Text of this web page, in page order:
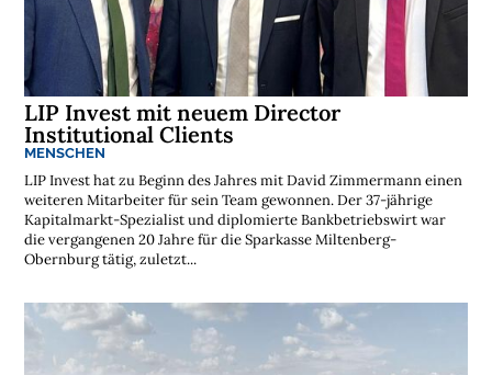
o
s
e
N
e
w
s
l
e
e
r
➔
e
t
z
o
n
n
i
LIP Invest mit neuem Director
Institutional Clients
MENSCHEN
LIP Invest hat zu Beginn des Jahres mit David Zimmermann einen
weiteren Mitarbeiter für sein Team gewonnen. Der 37-jährige
Kapitalmarkt-Spezialist und diplomierte Bankbetriebswirt war
die vergangenen 20 Jahre für die Sparkasse Miltenberg-
Obernburg tätig, zuletzt...